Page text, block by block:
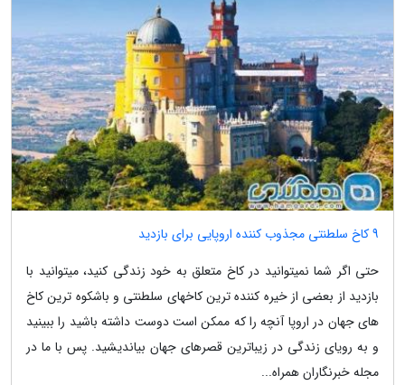
9 کاخ سلطنتی مجذوب کننده اروپایی برای بازدید
حتی اگر شما نمیتوانید در کاخ متعلق به خود زندگی کنید، میتوانید با
بازدید از بعضی از خیره کننده ترین کاخهای سلطنتی و باشکوه ترین کاخ
های جهان در اروپا آنچه را که ممکن است دوست داشته باشید را ببینید
و به رویای زندگی در زیباترین قصرهای جهان بیاندیشید. پس با ما در
مجله خبرنگاران همراه...